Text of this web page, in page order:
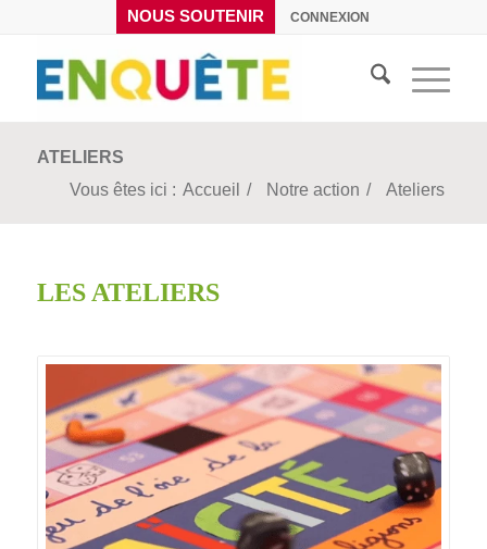
NOUS SOUTENIR CONNEXION
ATELIERS
Vous êtes ici : Accueil / Notre action / Ateliers
LES ATELIERS